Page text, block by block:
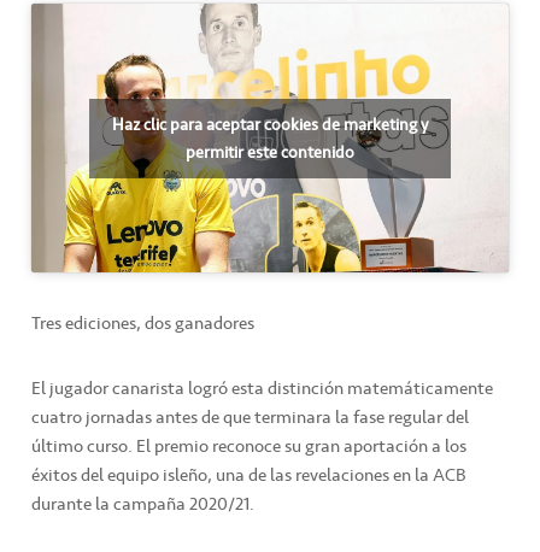
Haz clic para aceptar cookies de marketing y
permitir este contenido
Tres ediciones, dos ganadores
El jugador canarista logró esta distinción matemáticamente
cuatro jornadas antes de que terminara la fase regular del
último curso. El premio reconoce su gran aportación a los
éxitos del equipo isleño, una de las revelaciones en la ACB
durante la campaña 2020/21.